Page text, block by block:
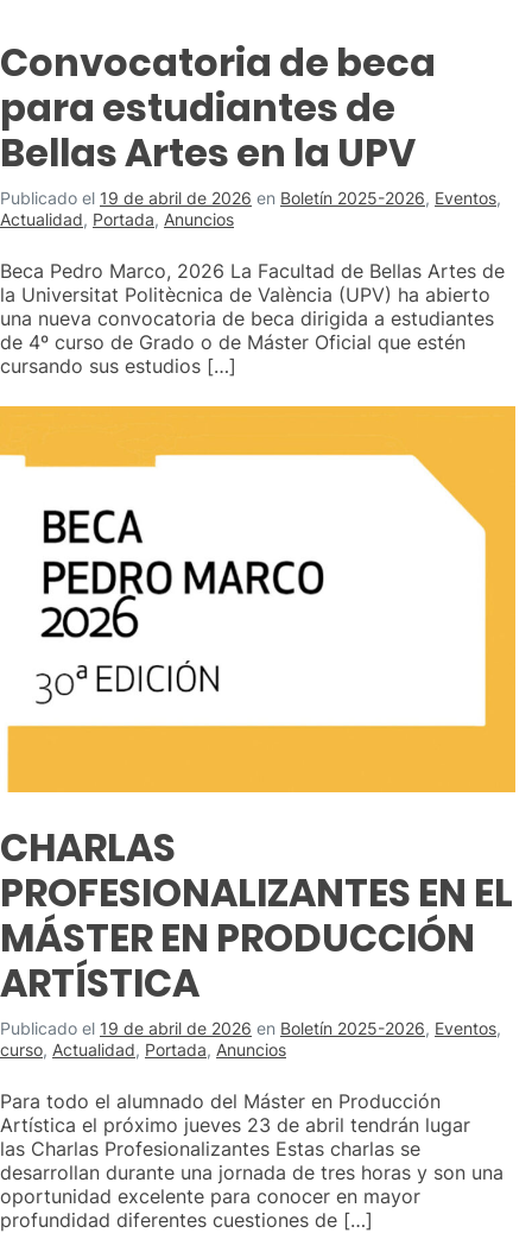
Convocatoria de beca
para estudiantes de
Bellas Artes en la UPV
Publicado el 19 de abril de 2026 en Boletín 2025-2026, Eventos,
Actualidad, Portada, Anuncios
Beca Pedro Marco, 2026 La Facultad de Bellas Artes de
la Universitat Politècnica de València (UPV) ha abierto
una nueva convocatoria de beca dirigida a estudiantes
de 4º curso de Grado o de Máster Oficial que estén
cursando sus estudios […]
CHARLAS
PROFESIONALIZANTES EN EL
MÁSTER EN PRODUCCIÓN
ARTÍSTICA
Publicado el 19 de abril de 2026 en Boletín 2025-2026, Eventos,
curso, Actualidad, Portada, Anuncios
Para todo el alumnado del Máster en Producción
Artística el próximo jueves 23 de abril tendrán lugar
las Charlas Profesionalizantes Estas charlas se
desarrollan durante una jornada de tres horas y son una
oportunidad excelente para conocer en mayor
profundidad diferentes cuestiones de […]